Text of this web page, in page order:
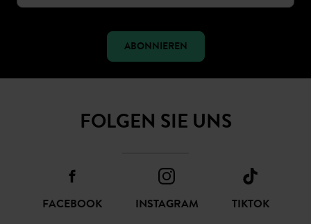
ABONNIEREN
FOLGEN SIE UNS
FACEBOOK INSTAGRAM TIKTOK